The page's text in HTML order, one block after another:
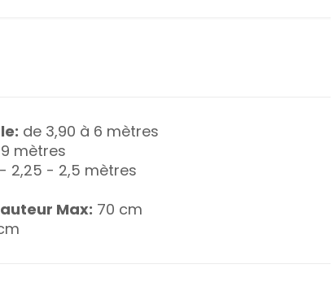
de 3,90 à 6 mètres
mètres
2,25 - 2,5 mètres
Max: 70 cm